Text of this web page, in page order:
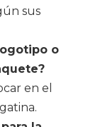
sus
o
en el